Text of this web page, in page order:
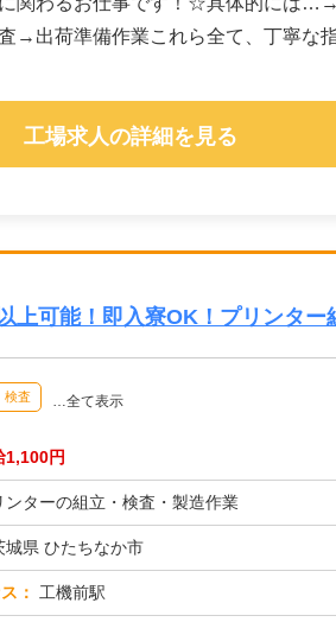
→出荷準備作業これら全て、丁寧な
工場求人の詳細を見る
上可能！即入寮OK！プリンター
検査 …全て表示
1,100円
ンターの組立・検査・製造作業
城県 ひたちなか市
： 工機前駅